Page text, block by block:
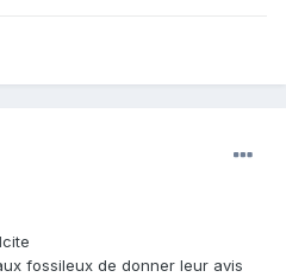
fossileux de donner leur avis